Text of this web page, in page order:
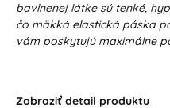
bavlnenej látke sú tenké,
čo mäkká elastická páska
vám poskytujú maximálne
Zobraziť detail produktu